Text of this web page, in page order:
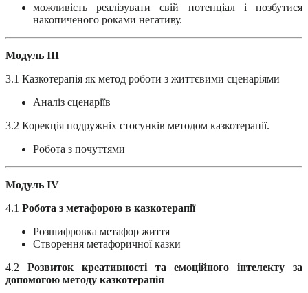
можливість реалізувати свій потенціал і позбутися
накопиченого роками негативу.
Модуль III
3.1 Казкотерапія як метод роботи з життєвими сценаріями
Аналіз сценаріїв
3.2 Корекція подружніх стосунків методом казкотерапії.
Робота з почуттями
Модуль IV
4.1 Робота з метафорою в казкотерапії
Розшифровка метафор життя
Створення метафоричної казки
4.2 Розвиток креативності та емоційного інтелекту за
допомогою методу казкотерапія